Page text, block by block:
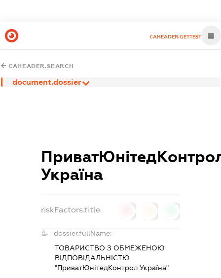
CAHEADER.GETTEST
CAHEADER.SEARCH
document.dossier
Україна
riskFactors.title
dossier.fullName:
ТОВАРИСТВО З ОБМЕЖЕНОЮ
ВІДПОВІДАЛЬНІСТЮ
"ПриватЮнітедКонтрол Україна"